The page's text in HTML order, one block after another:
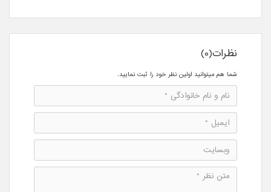
نظرات(0)
شما هم میتوانید اولین نظر خود را ثبت نمایید.